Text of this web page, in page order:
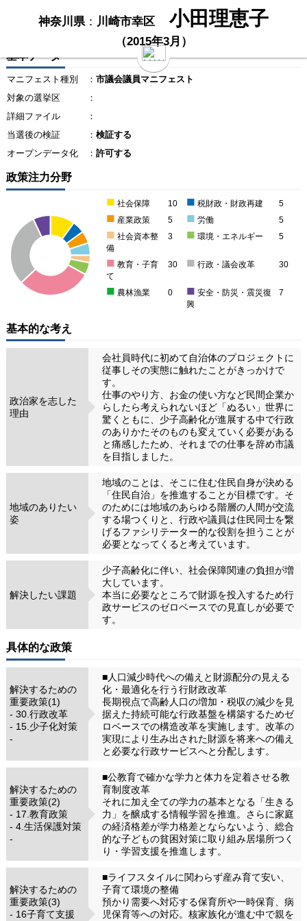
神奈川県： 川崎市幸区 小田理恵子
（2015年3月）
基本データ
マニフェスト種別 ： 市議会議員マニフェスト
対象の選挙区
：
詳細ファイル
：
当選後の検証
： 検証する
オープンデータ化
： 許可する
政策注力分野
■ 社会保障 10 ■ 税財政・財政再建 5
■ 産業政策 5 ■ 労働 5
■ 社会資本整
備
3 ■ 環境・エネルギー 5
■ 教育・子育
て
30 ■ 行政・議会改革 30
■ 農林漁業 0 ■ 安全・防災・震災復
興
7
基本的な考え
政治家を志した
理由
会社員時代に初めて自治体のプロジェクトに
従事しその実態に触れたことがきっかけで
す。
仕事のやり方、お金の使い方など民間企業か
らしたら考えられないほど「ぬるい」世界に
驚くともに、少子高齢化が進展する中で行政
のありかたそのものも変えていく必要がある
と痛感したため、それまでの仕事を辞め市議
を目指しました。
地域のありたい
姿
地域のことは、そこに住む住民自身が決める
「住民自治」を推進することが目標です。そ
のためには地域のあらゆる階層の人間が交流
する場つくりと、行政や議員は住民同士を繋
げるファシリテーター的な役割を担うことが
必要となってくると考えています。
解決したい課題
少子高齢化に伴い、社会保障関連の負担が増
大しています。
本当に必要なところで財源を投入するため行
政サービスのゼロベースでの見直しが必要で
す。
具体的な政策
解決するための
重要政策(1)
- 30.行政改革
- 15.少子化対策
-
■人口減少時代への備えと財源配分の見える
化・最適化を行う行財政改革
長期視点で高齢人口の増加・税収の減少を見
据えた持続可能な行政基盤を構築するためゼ
ロベースでの構造改革を実施します。改革の
実現により生み出された財源を将来への備え
と必要な行政サービスへと分配します。
解決するための
重要政策(2)
- 17.教育政策
- 4.生活保護対策
-
■公教育で確かな学力と体力を定着させる教
育制度改革
それに加え全ての学力の基本となる「生きる
力」を醸成する情報学習を推進。さらに家庭
の経済格差が学力格差とならないよう、総合
的な子どもの貧困対策に取り組み居場所つく
り・学習支援を推進します。
解決するための
重要政策(3)
- 16子育て支援
■ライフスタイルに関わらず産み育て安い、
子育て環境の整備
預かり需要へ対応する保育所や一時保育、病
児保育等への対応。核家族化が進む中で親を